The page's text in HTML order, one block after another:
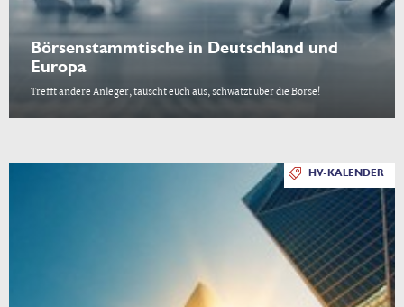
Börsenstammtische in Deutschland und
Europa
Trefft andere Anleger, tauscht euch aus, schwatzt über die Börse!
HV-KALENDER